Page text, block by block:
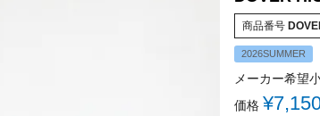
商品番号
2026SUMMER
メーカー希望
価格 ¥